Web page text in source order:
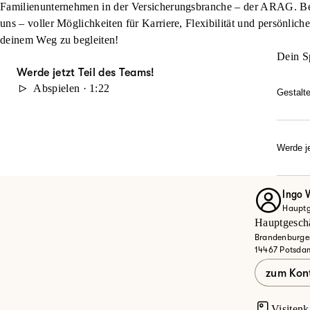
Familienunternehmen in der Versicherungsbranche – der ARAG.
uns – voller Möglichkeiten für Karriere, Flexibilität und
deinem Weg zu begleiten!
Werde jetzt Teil des Teams!
Abspielen · 1:22
Dein
Werde
Ingo
14467
zum